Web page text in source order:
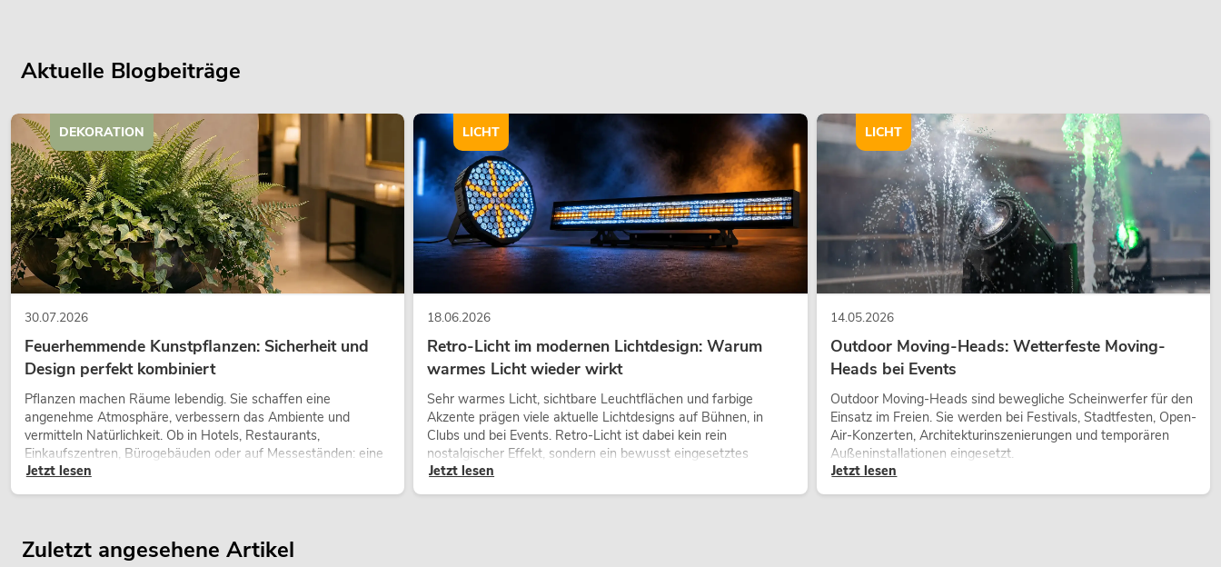
Aktuelle Blogbeiträge
30.07.2026
Feuerhemmende Kunstpflanzen: Sicherheit und
Design perfekt kombiniert
Pflanzen machen Räume lebendig. Sie schaffen eine
angenehme Atmosphäre, verbessern das Ambiente und
vermitteln Natürlichkeit. Ob in Hotels, Restaurants,
Einkaufszentren, Bürogebäuden oder auf Messeständen: eine
hochwertige Begrünung gehört heute längst zum modernen
Raumkonzept.
Jetzt lesen
DEKORATION
18.06.2026
Retro-Licht im modernen Lichtdesign: Warum
warmes Licht wieder wirkt
Sehr warmes Licht, sichtbare Leuchtflächen und farbige
Akzente prägen viele aktuelle Lichtdesigns auf Bühnen, in
Clubs und bei Events. Retro-Licht ist dabei kein rein
nostalgischer Effekt, sondern ein bewusst eingesetztes
Gestaltungsmittel: Es schafft Atmosphäre, gibt Szenen
Charakter und kann technische LED-Setups emotionaler
Jetzt lesen
LICHT
14.05.2026
Outdoor Moving-Heads: Wetterfeste Moving-
Heads bei Events
Outdoor Moving-Heads sind bewegliche Scheinwerfer für den
Einsatz im Freien. Sie werden bei Festivals, Stadtfesten, Open-
Air-Konzerten, Architekturinszenierungen und temporären
Außeninstallationen eingesetzt.
Jetzt lesen
LICHT
Zuletzt angesehene Artikel